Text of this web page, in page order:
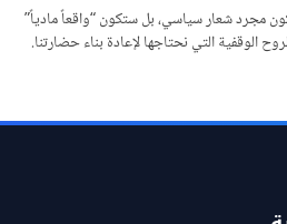
مجرد شعار سياسي، بل ستكون “واقعاً مادياً”
الوقفية التي نحتاجها لإعادة بناء حضارتنا.